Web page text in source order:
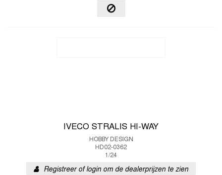
IVECO STRALIS HI-WAY
HOBBY DESIGN
HD02-0362
1/24
Registreer of login om de dealerprijzen te zien